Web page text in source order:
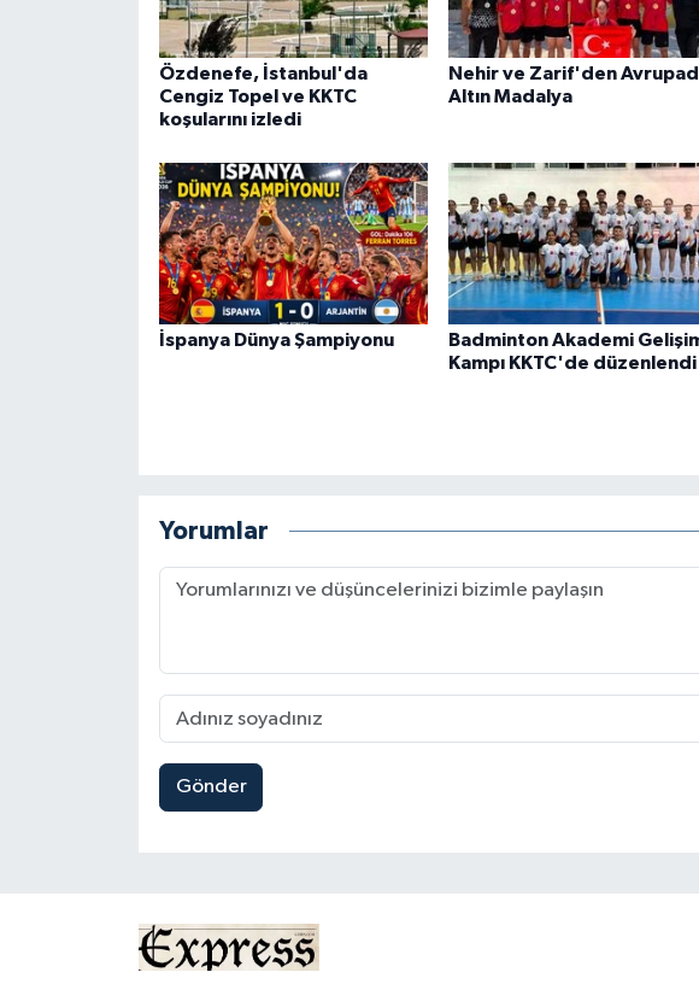
Özdenefe, İstanbul'da
Cengiz Topel ve KKTC
koşularını izledi
Nehir ve Zarif'den
Altın Madalya
İspanya Dünya Şampiyonu
Badminton Akademi
Kampı KKTC'de düzenlendi
Yorumlar
Gönder